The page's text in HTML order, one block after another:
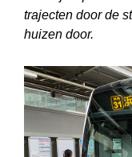
trajecten door de
huizen door.